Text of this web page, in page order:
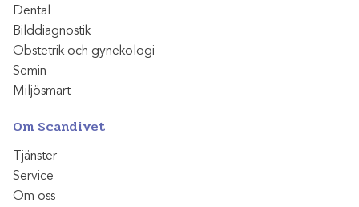
Dental
Bilddiagnostik
Obstetrik och gynekologi
Semin
Miljösmart
Om Scandivet
Tjänster
Service
Om oss